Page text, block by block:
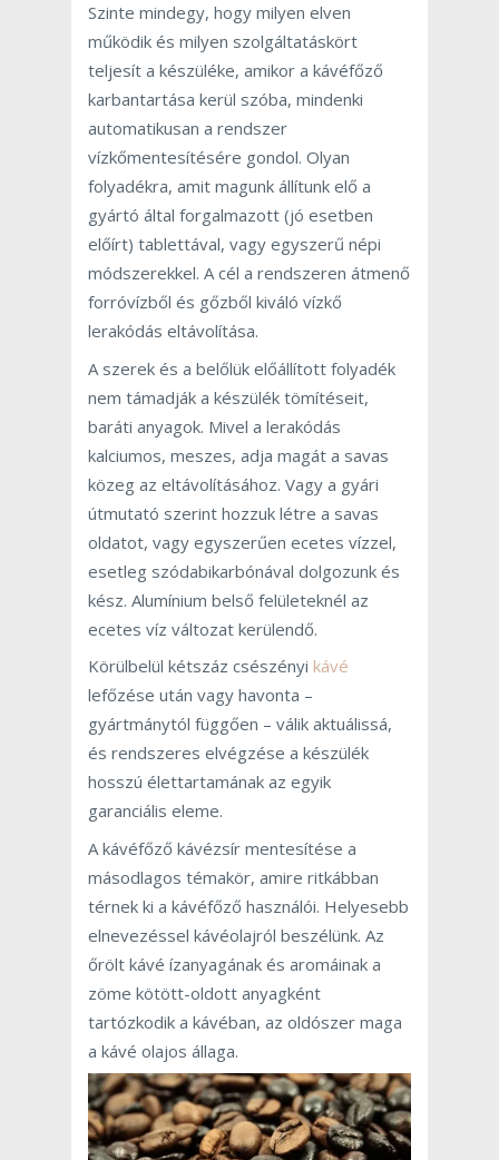
Szinte mindegy, hogy milyen elven
működik és milyen szolgáltatáskört
teljesít a készüléke, amikor a kávéfőző
karbantartása kerül szóba, mindenki
automatikusan a rendszer
vízkőmentesítésére gondol. Olyan
folyadékra, amit magunk állítunk elő a
gyártó által forgalmazott (jó esetben
előírt) tablettával, vagy egyszerű népi
módszerekkel. A cél a rendszeren átmenő
forróvízből és gőzből kiváló vízkő
lerakódás eltávolítása.
A szerek és a belőlük előállított folyadék
nem támadják a készülék tömítéseit,
baráti anyagok. Mivel a lerakódás
kalciumos, meszes, adja magát a savas
közeg az eltávolításához. Vagy a gyári
útmutató szerint hozzuk létre a savas
oldatot, vagy egyszerűen ecetes vízzel,
esetleg szódabikarbónával dolgozunk és
kész. Alumínium belső felületeknél az
ecetes víz változat kerülendő.
Körülbelül kétszáz csészényi kávé
lefőzése után vagy havonta –
gyártmánytól függően – válik aktuálissá,
és rendszeres elvégzése a készülék
hosszú élettartamának az egyik
garanciális eleme.
A kávéfőző kávézsír mentesítése a
másodlagos témakör, amire ritkábban
térnek ki a kávéfőző használói. Helyesebb
elnevezéssel kávéolajról beszélünk. Az
őrölt kávé ízanyagának és aromáinak a
zöme kötött-oldott anyagként
tartózkodik a kávéban, az oldószer maga
a kávé olajos állaga.